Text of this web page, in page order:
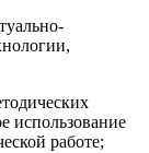
использование
работе;